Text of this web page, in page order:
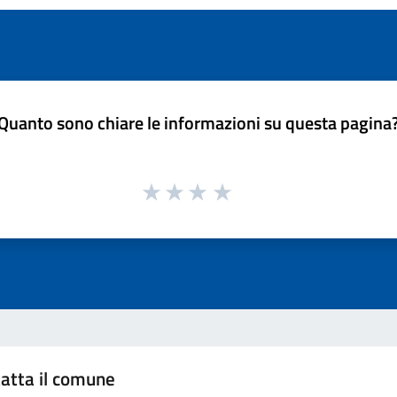
sono chiare le informazioni su questa
il comune